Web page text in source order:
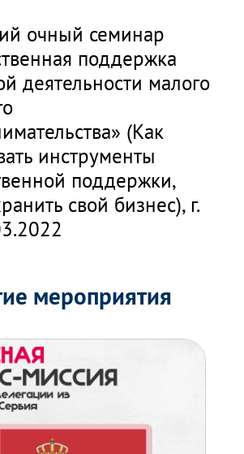
очный семинар
поддержка
деятельности малого
(Как
инструменты
поддержки,
свой бизнес), г.
мероприятия